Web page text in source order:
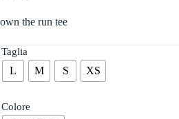
own the run tee
Taglia
L M S XS
Colore